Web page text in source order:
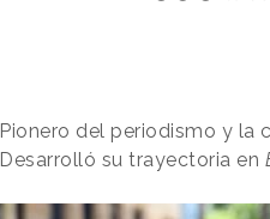
Pionero del periodismo y la
Desarrolló su trayectoria en